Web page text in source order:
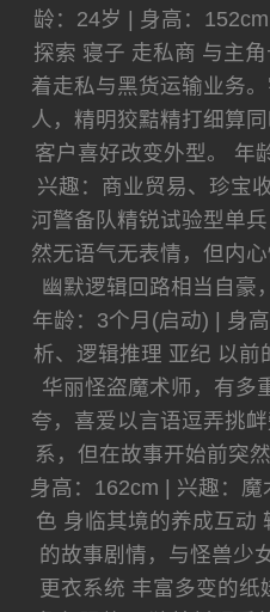
龄：24岁 | 身高：
探索 寝子 走私商 与主
着走私与黑货运输业务
人，精明狡黠精打细算
客户喜好改变外型。 年
兴趣：商业贸易、珍宝
河警备队精锐试验型单
然无语气无表情，但内
幽默逻辑回路相当自豪
年龄：3个月(启动) | 身
析、逻辑推理 亚纪 以前
华丽怪盗魔术师，有多
夸，喜爱以言语逗弄挑
系，但在故事开始前突
身高：162cm | 兴趣：
色 身临其境的养成互动
的故事剧情，与怪兽少
更衣系统 丰富多变的